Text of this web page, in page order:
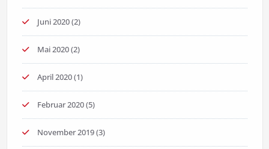
Juni 2020(2)
Mai 2020(2)
April 2020(1)
Februar 2020(5)
November 2019(3)